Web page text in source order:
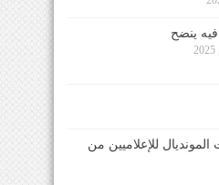
فيه ينضح
للإعلاميين من